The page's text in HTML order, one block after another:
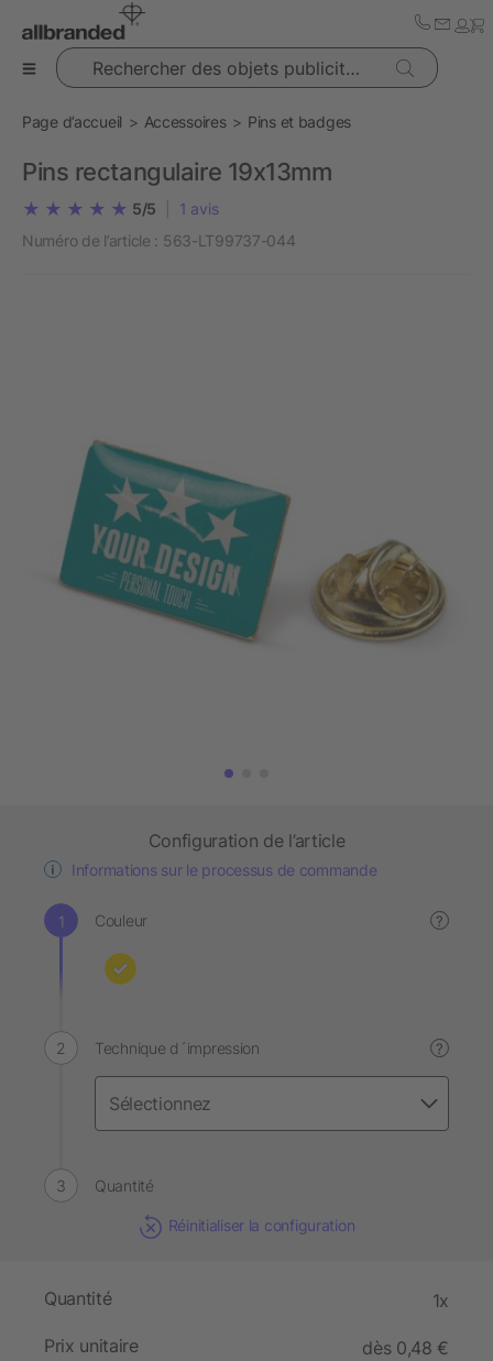
Rechercher des objets publicitaires
Page d’accueil Accessoires Pins et badges
Pins rectangulaire 19x13mm
5/5 1 avis
Numéro de l’article : 563-LT99737-044
Configuration de l’article
Informations sur le processus de commande
Couleur ?
Technique d´impression ?
Quantité
Réinitialiser la configuration
Quantité 1x
Prix unitaire
dès 0,48 €